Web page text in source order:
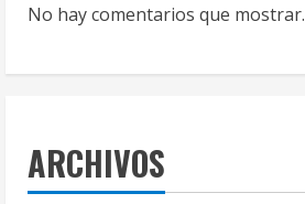
No hay comentarios que mostrar.
ARCHIVOS